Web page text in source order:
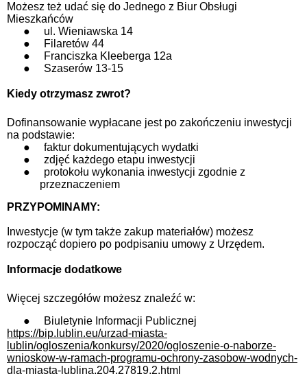
Możesz też udać się do Jednego z Biur Obsługi
Mieszkańców
●
ul. Wieniawska 14
●
Filaretów 44
●
Franciszka Kleeberga 12a
●
Szaserów 13-15
Kiedy otrzymasz zwrot?
Dofinansowanie wypłacane jest po zakończeniu inwestycji
na podstawie:
●
faktur dokumentujących wydatki
●
zdjęć każdego etapu inwestycji
●
protokołu wykonania inwestycji zgodnie z
przeznaczeniem
PRZYPOMINAMY:
Inwestycje (w tym także zakup materiałów) możesz
rozpocząć dopiero po podpisaniu umowy z Urzędem.
Informacje dodatkowe
Więcej szczegółów możesz znaleźć w:
●
Biuletynie Informacji Publicznej
https://bip.lublin.eu/urzad-miasta-
lublin/ogloszenia/konkursy/2020/ogloszenie-o-naborze-
wnioskow-w-ramach-programu-ochrony-zasobow-wodnych-
dla-miasta-lublina,204,27819,2.html